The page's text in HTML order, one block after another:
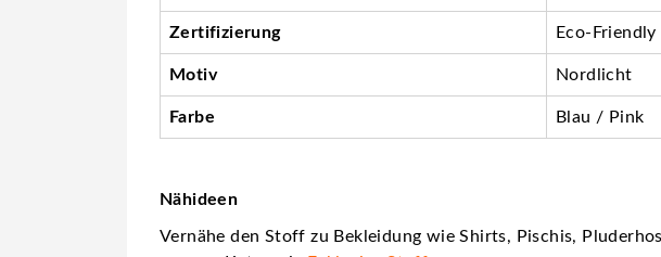
Zertifizierung Eco-Friendly
Motiv Nordlicht
Farbe Blau / Pink
Nähideen
Vernähe den Stoff zu Bekleidung wie Shirts, Pischis,